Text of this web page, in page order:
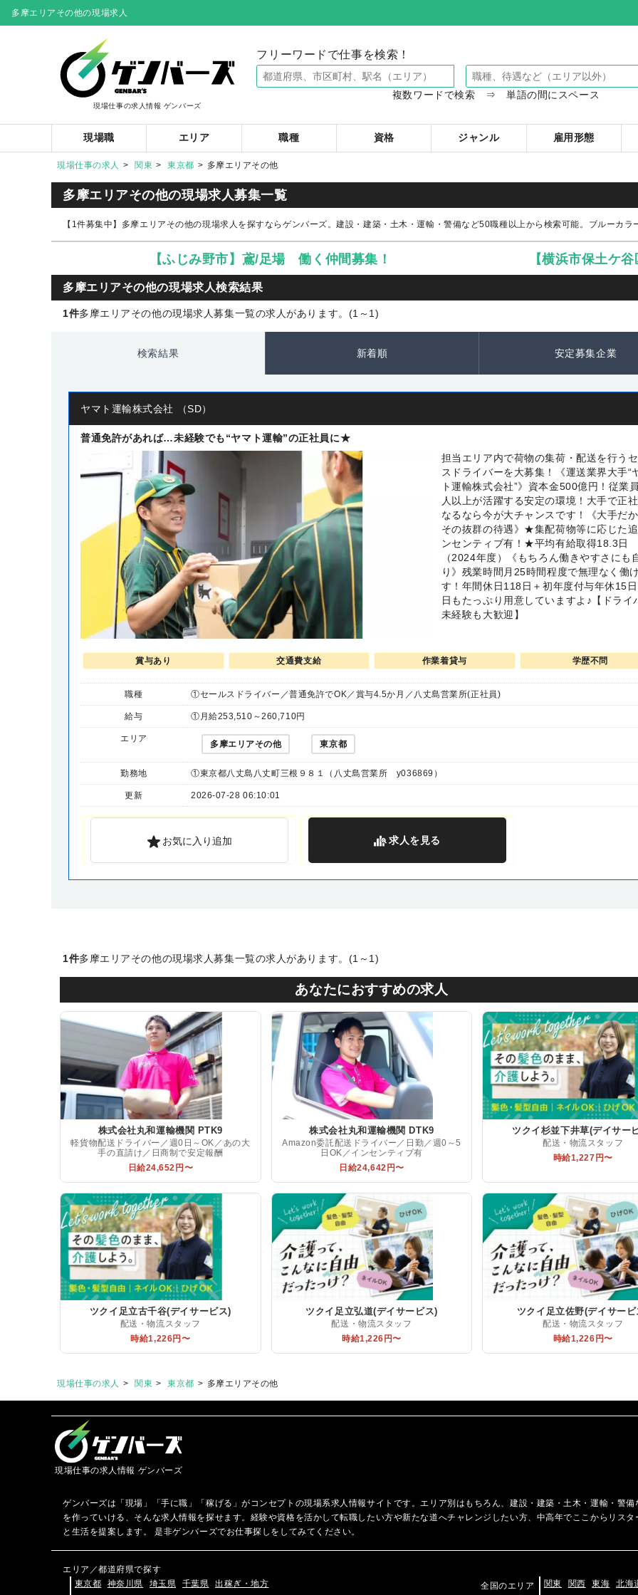
多摩エリアその他の現場求人
現場仕事の求人情報 ゲンバーズ
フリーワードで仕事を検索！
複数ワードで検索 ⇒ 単語の間にスペース
現場職 エリア 職種 資格 ジャンル 雇用形態
現場仕事の求人 関東 東京都 多摩エリアその他
多摩エリアその他の現場求人募集一覧
【1件募集中】多摩エリアその他の現場求人を探すならゲンバーズ。建設・建築・土木・運輸・警備など50職種以上から検索可能。ブルーカ
【ふじみ野市】鳶/足場 働く仲間募集！ 【横浜市保土ケ
多摩エリアその他の現場求人検索結果
1件多摩エリアその他の現場求人募集一覧の求人があります。(1～1)
検索結果 新着順 安定募集企業
ヤマト運輸株式会社 （SD）
普通免許があれば…未経験でも“ヤマト運輸”の正社員に★
担当エリア内で荷物の集荷・配送を行う
スドライバーを大募集！《運送業界大手“
ト運輸株式会社”》資本金500億円！従業
人以上が活躍する安定の環境！大手で正
なるなら今が大チャンスです！《大手だ
その抜群の待遇》★集配荷物等に応じた
ンセンティブ有！★平均有給取得18.3日
（2024年度）《もちろん働きやすさにも
り》残業時間月25時間程度で無理なく働
す！年間休日118日＋初年度付与年休15
日もたっぷり用意していますよ♪【ドライ
未経験も大歓迎】
賞与あり 交通費支給 作業着貸与 学歴不問
職種 ①セールスドライバー／普通免許でOK／賞与4.5か月／八丈島営業所(正社員)
給与 ①月給253,510～260,710円
エリア
多摩エリアその他 東京都
勤務地 ①東京都八丈島八丈町三根９８１（八丈島営業所 y036869）
更新 2026-07-28 06:10:01
お気に入り追加 求人を見る
1件多摩エリアその他の現場求人募集一覧の求人があります。(1～1)
あなたにおすすめの求人
株式会社丸和運輸機関 PTK9
軽貨物配送ドライバー／週0日～OK／あの大
手の直請け／日商制で安定報酬
日給24,652円〜
株式会社丸和運輸機関 DTK9
Amazon委託配送ドライバー／日勤／週0～5
日OK／インセンティブ有
日給24,642円〜
ツクイ杉並下井草(デイサー
配送・物流スタッフ
時給1,227円〜
ツクイ足立古千谷(デイサービス)
配送・物流スタッフ
時給1,226円〜
ツクイ足立弘道(デイサービス)
配送・物流スタッフ
時給1,226円〜
ツクイ足立佐野(デイサービ
配送・物流スタッフ
時給1,226円〜
現場仕事の求人 関東 東京都 多摩エリアその他
現場仕事の求人情報 ゲンバーズ
ゲンバーズは「現場」「手に職」「稼げる」がコンセプトの現場系求人情報サイトです。エリア別はもちろん、建設・建築・土木・運輸・警
を作っていける、そんな求人情報を探せます。経験や資格を活かして転職したい方や新たな道へチャレンジしたい方、中高年でここからリス
と生活を提案します。 是非ゲンバーズでお仕事探しをしてみてください。
エリア／都道府県で探す
東京都
神奈川県 埼玉県 千葉県 出稼ぎ・地方 全国のエリア 関東 関西 東海 北海